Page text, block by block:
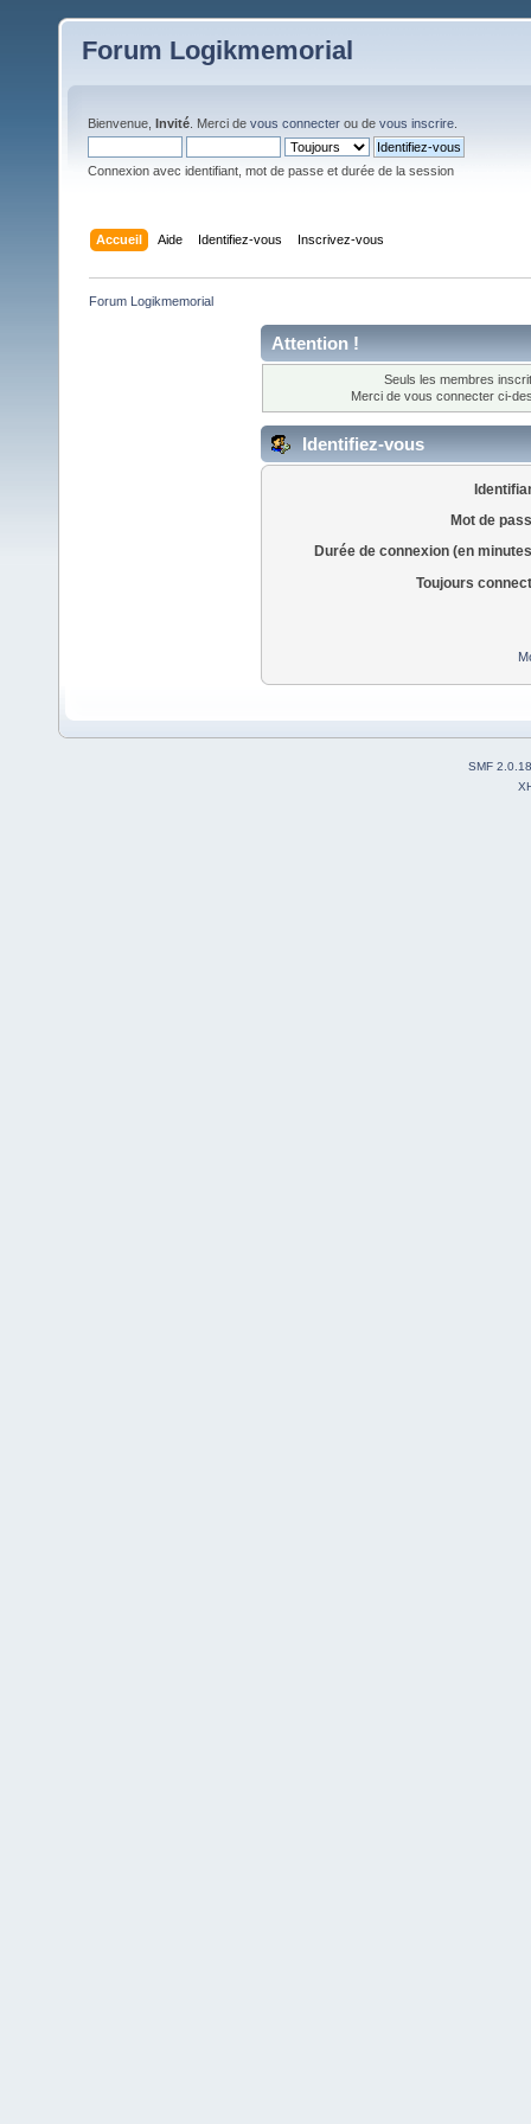
Forum Logikmemorial
Bienvenue, Invité . Merci de vous connecter ou de vous inscrire
Connexion avec identifiant, mot de passe et durée de la session
Accueil Aide Identifiez-vous Inscrivez-vous
Forum Logikmemorial
Attention !
Seuls les membres
Merci de vous connecter ci-
Identifiez-vous
Mot de
Durée de connexion (en
Toujours
SMF 2.0.18